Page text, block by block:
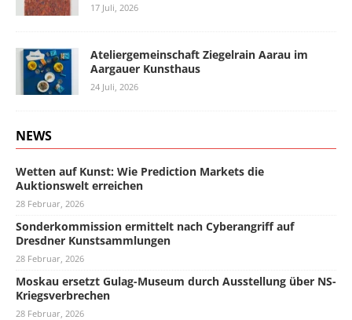
17 Juli, 2026
Ateliergemeinschaft Ziegelrain Aarau im
Aargauer Kunsthaus
24 Juli, 2026
NEWS
Wetten auf Kunst: Wie Prediction Markets die
Auktionswelt erreichen
28 Februar, 2026
Sonderkommission ermittelt nach Cyberangriff auf
Dresdner Kunstsammlungen
28 Februar, 2026
Moskau ersetzt Gulag-Museum durch Ausstellung über NS-
Kriegsverbrechen
28 Februar, 2026